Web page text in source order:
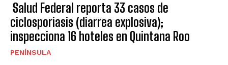
Salud Federal reporta 33 casos de
ciclosporiasis (diarrea explosiva);
inspecciona 16 hoteles en Quintana Roo
PENÍNSULA